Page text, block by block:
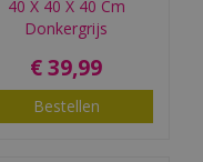
40 X 40 X 40 Cm
Donkergrijs
€ 39,99
Bestellen